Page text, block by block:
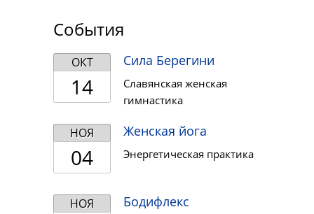
События
ОКТ
14
Сила Берегини
Славянская женская
гимнастика
НОЯ
04
Женская йога
Энергетическая практика
НОЯ Бодифлекс